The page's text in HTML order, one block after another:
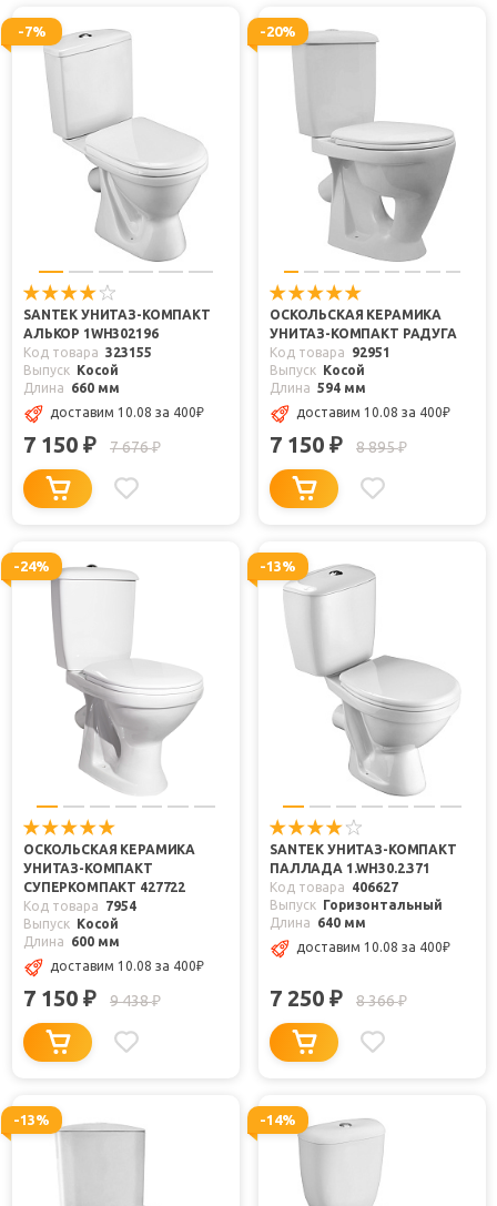
-7%
SANTEK УНИТАЗ-КОМПАКТ
АЛЬКОР 1WH302196
Код товара 323155
Выпуск Косой
Длина
660 мм
доставим 10.08 за 400₽
7 150 ₽ 7 676₽
-20%
ОСКОЛЬСКАЯ КЕРАМИКА
УНИТАЗ-КОМПАКТ РАДУГА
Код товара
92951
Выпуск Косой
Длина 594 мм
доставим 10.08 за 400₽
7 150 ₽ 8 895₽
-24%
ОСКОЛЬСКАЯ КЕРАМИКА
УНИТАЗ-КОМПАКТ
СУПЕРКОМПАКТ 427722
Код товара
7954
Выпуск Косой
Длина
600 мм
доставим 10.08 за 400₽
7 150 ₽ 9 438₽
-13%
SANTEK УНИТАЗ-КОМПАКТ
ПАЛЛАДА 1.WH30.2.371
Код товара
406627
Выпуск Горизонтальный
Длина
640 мм
доставим 10.08 за 400₽
7 250 ₽ 8 366₽
-13% -14%